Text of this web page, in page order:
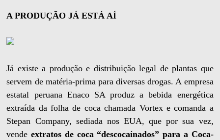
A PRODUÇÃO JÁ ESTÁ AÍ
Já existe a produção e distribuição legal de plantas que
servem de matéria-prima para diversas drogas. A empresa
estatal peruana Enaco SA produz a bebida energética
extraída da folha de coca chamada Vortex e comanda a
Stepan Company, sediada nos EUA, que por sua vez,
vendeextratos de coca “descocaínados” para a Coca-